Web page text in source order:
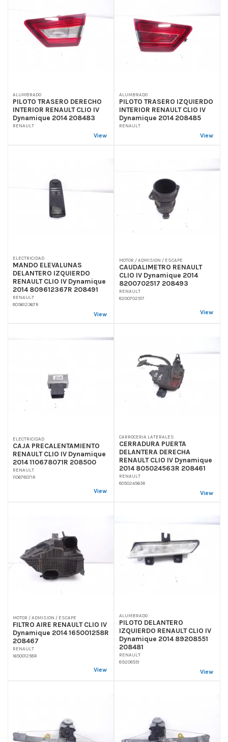
ALUMBRADO
PILOTO TRASERO DERECHO
INTERIOR RENAULT CLIO IV
Dynamique 2014 208483
RENAULT
View
ALUMBRADO
PILOTO TRASERO IZQUIERDO
INTERIOR RENAULT CLIO IV
Dynamique 2014 208485
RENAULT
View
ELECTRICIDAD
MANDO ELEVALUNAS
DELANTERO IZQUIERDO
RENAULT CLIO IV Dynamique
2014 809612367R 208491
RENAULT
809612367R
View
MOTOR / ADMISION / ESCAPE
CAUDALIMETRO RENAULT
CLIO IV Dynamique 2014
8200702517 208493
RENAULT
8200702517
View
ELECTRICIDAD
CAJA PRECALENTAMIENTO
RENAULT CLIO IV Dynamique
2014 110678071R 208500
RENAULT
110678071R
View
CARROCERIA LATERALES
CERRADURA PUERTA
DELANTERA DERECHA
RENAULT CLIO IV Dynamique
2014 805024563R 208461
RENAULT
805024563R
View
MOTOR / ADMISION / ESCAPE
FILTRO AIRE RENAULT CLIO IV
Dynamique 2014 165001258R
208467
RENAULT
165001258R
View
ALUMBRADO
PILOTO DELANTERO
IZQUIERDO RENAULT CLIO IV
Dynamique 2014 89208551
208481
RENAULT
89208551
View